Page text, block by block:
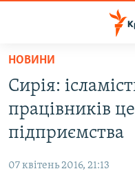
Перейти
основного
матеріалу
Перейти
до
основної
ВОДА.КРИМ
ВІДЕО ТА ФОТО
БЛОГИ
НОВИНИ
Сирія:
працівників
підприємства
07 квітень 2016, 21:13